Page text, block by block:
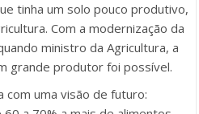
tinha um solo pouco produtivo,
Com a modernização da
ministro da Agricultura, a
grande produtor foi possível.
com uma visão de futuro: